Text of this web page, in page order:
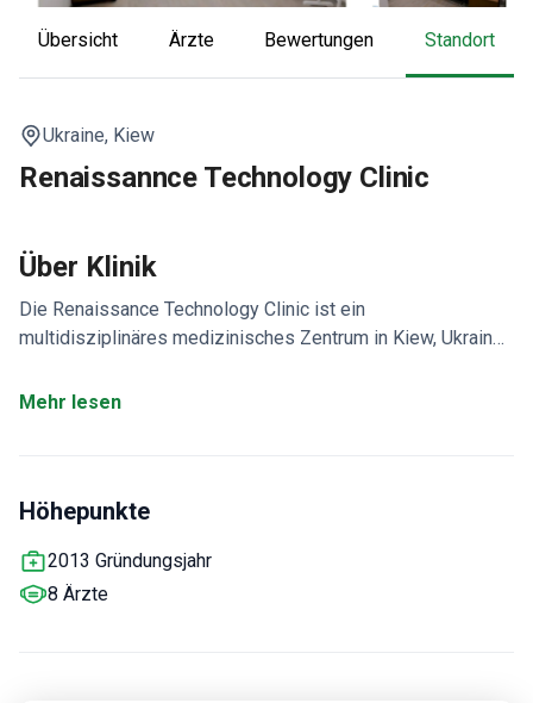
Übersicht Ärzte Bewertungen Standort
Ukraine, Kiew
Renaissannce Technology Clinic
Über Klinik
Die Renaissance Technology Clinic ist ein
multidisziplinäres medizinisches Zentrum in Kiew, Ukraine.
Verwendung der Stammzellentherapie zur Behandlung von
der Klinik sind Urologie und Andrologie, Augenheilkunde,
Viruserkrankungen und regenerative Medizin. Medizinische
Online-Konsultationen sind verfügbar.
Mehr lesen
Höhepunkte
2013 Gründungsjahr
8 Ärzte